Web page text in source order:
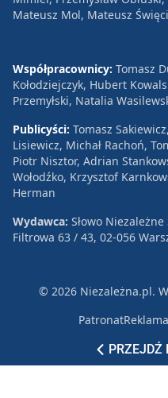
PRZEJDŹ
Mateusz Mol, Mateusz
Współpracownicy: Tomasz
Kołodziejczyk, Hubert
Przemyłski, Natalia
Publicyści: Tomasz
Lisiewicz, Michał Rachoń,
Piotr Nisztor, Adrian
Wołodźko, Krzysztof
Herman
Wydawca: Słowo Niezależne
Filtrowa 63 / 43, 02-056
© 2026 Niezależna.pl.
PatronatReklama